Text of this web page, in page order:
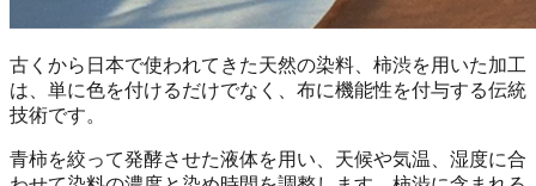
古くから日本で使われてきた天然の染料、柿渋を用いた加工
は、単に色を付けるだけでなく、布に機能性を付与する伝統
技術です。
青柿を絞って発酵させた液体を用い、天候や気温、湿度に合